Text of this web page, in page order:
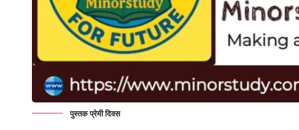
पुस्तक प्रेमी दिवस